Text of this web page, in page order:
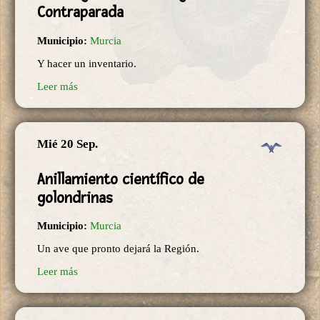
Contraparada
Municipio: Murcia
Y hacer un inventario.
Leer más
Mié 20 Sep.
Anillamiento científico de
golondrinas
Municipio: Murcia
Un ave que pronto dejará la Región.
Leer más